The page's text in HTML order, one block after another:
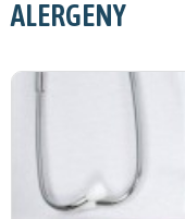
ALERGENY